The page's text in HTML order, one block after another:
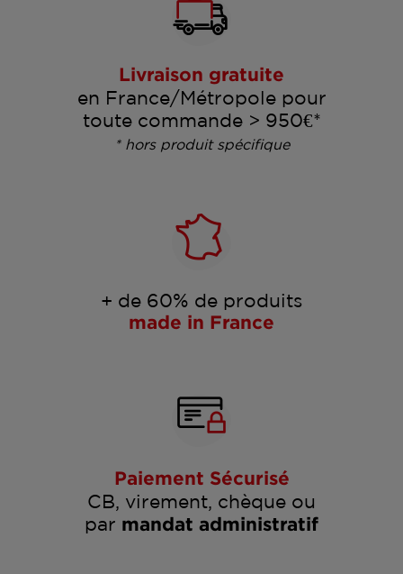
Livraison gratuite
en France/Métropole pour
toute commande > 950€*
* hors produit spécifique
+ de 60% de produits
made in France
Paiement Sécurisé
CB, virement, chèque ou
par mandat administratif